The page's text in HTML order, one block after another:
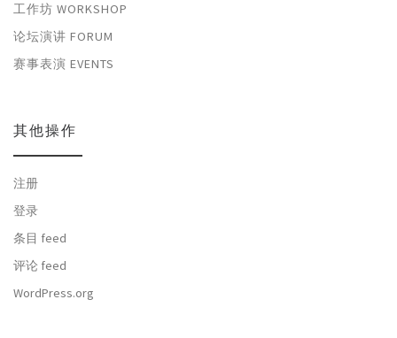
工作坊 WORKSHOP
论坛演讲 FORUM
赛事表演 EVENTS
其他操作
注册
登录
条目 feed
评论 feed
WordPress.org